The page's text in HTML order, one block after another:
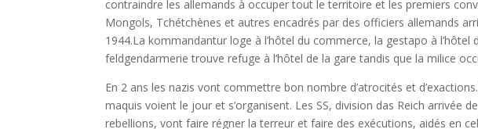
contraindre les allemands à occuper tout le territoire et les premiers
Mongols, Tchétchènes et autres encadrés par des officiers allemands
1944.La kommandantur loge à l’hôtel du commerce, la gestapo à
feldgendarmerie trouve refuge à l’hôtel de la gare tandis que la milice
En 2 ans les nazis vont commettre bon nombre d’atrocités et
maquis voient le jour et s’organisent. Les SS, division das Reich arrivée
rebellions, vont faire régner la terreur et faire des exécutions, aidés en